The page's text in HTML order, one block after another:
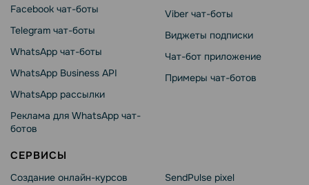
Facebook чат-боты
Telegram чат-боты
WhatsApp чат-боты
WhatsApp Business API
WhatsApp рассылки
Реклама для WhatsApp чат-
ботов
Viber чат-боты
Виджеты подписки
Чат-бот приложение
Примеры чат-ботов
СЕРВИСЫ
Создание онлайн-курсов
SendPulse pixel